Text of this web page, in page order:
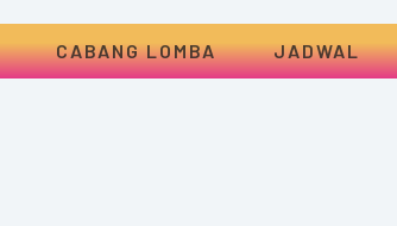
CABANG LOMBA JADWAL